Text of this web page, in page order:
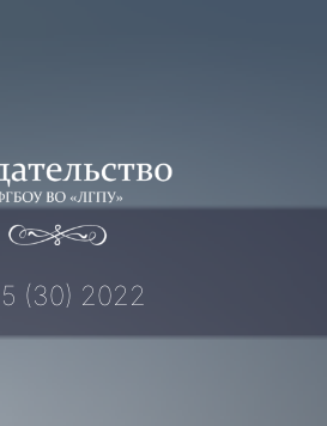
(30) 2022